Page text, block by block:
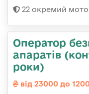
22 окремий
Оператор
апаратів
роки)
від 23000 до